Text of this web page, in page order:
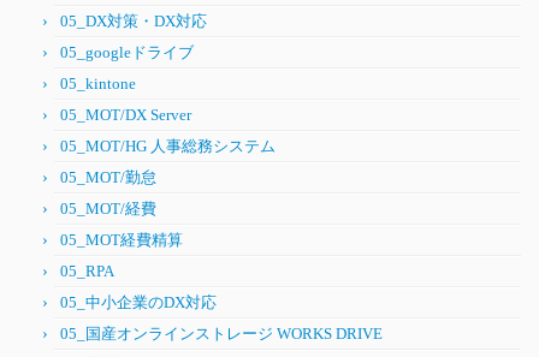
05_DX対策・DX対応
05_googleドライブ
05_kintone
05_MOT/DX Server
05_MOT/HG 人事総務システム
05_MOT/勤怠
05_MOT/経費
05_MOT経費精算
05_RPA
05_中小企業のDX対応
05_国産オンラインストレージ WORKS DRIVE